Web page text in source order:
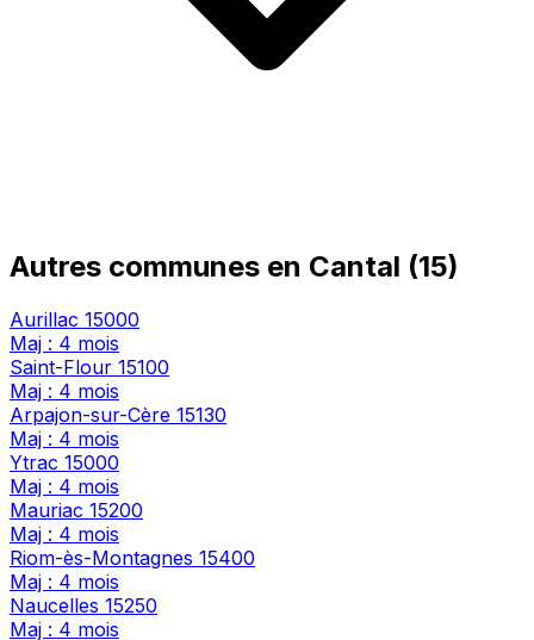
Autres communes en Cantal (15)
Aurillac 15000
Maj : 4 mois
Saint-Flour 15100
Maj : 4 mois
Arpajon-sur-Cère 15130
Maj : 4 mois
Ytrac 15000
Maj : 4 mois
Mauriac 15200
Maj : 4 mois
Riom-ès-Montagnes 15400
Maj : 4 mois
Naucelles 15250
Maj : 4 mois